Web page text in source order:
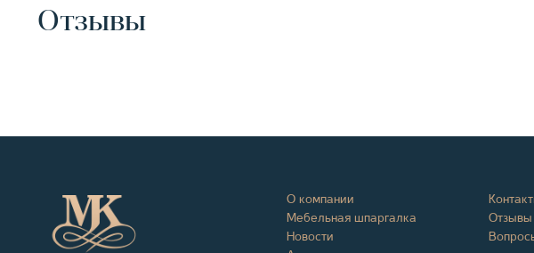
Отзывы
О компании
Мебельная шпаргалка
Новости
Отзывы